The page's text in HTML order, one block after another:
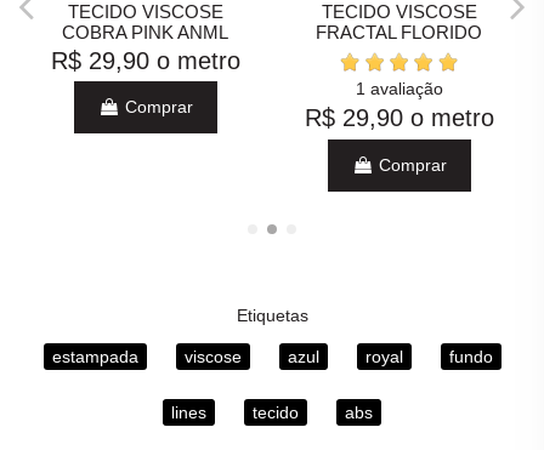
TECIDO VISCOSE
COBRA PINK ANML
R$ 29,90 o metro
Comprar
TECIDO VISCOSE
FRACTAL FLORIDO
1 avaliação
R$ 29,90 o metro
Comprar
Etiquetas
estampada viscose azul royal fundo
lines tecido abs